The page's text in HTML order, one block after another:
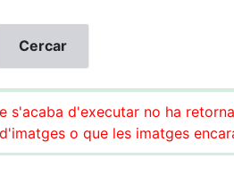
s'acaba d'executar no ha
o que les imatges